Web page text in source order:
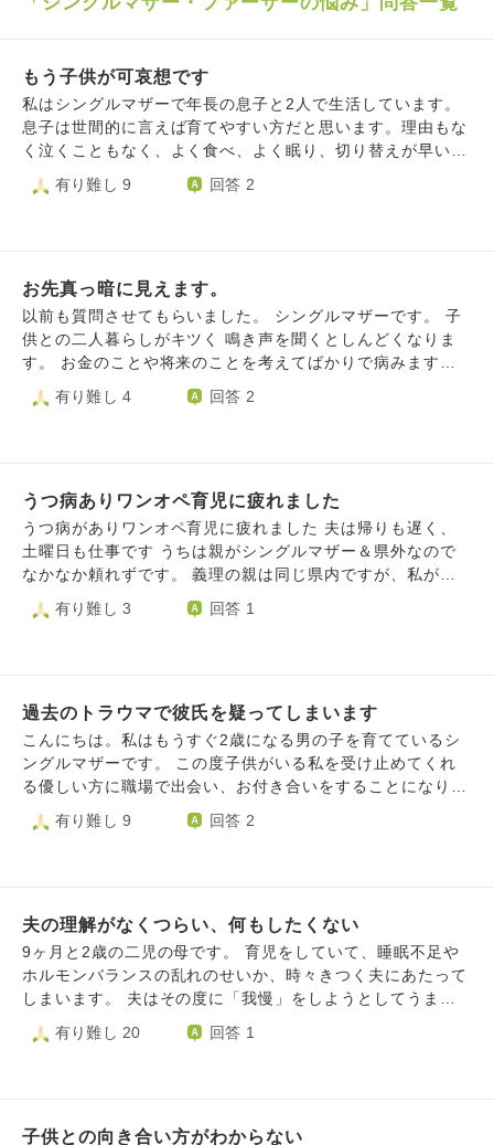
もう子供が可哀想です
私はシングルマザーで年長の息子と2人で生活しています。
息子は世間的に言えば育てやすい方だと思います。理由もな
く泣くこともなく、よく食べ、よく眠り、切り替えが早いの
か何かあっても数秒後にはケロッとしてる事が多いです。赤
ちゃんの頃からそうでした。 私の両親は遠方に暮らしてお
母はわがままでヒステリック、父とケンカしては家を飛び出
していました。それをいつも泣きながら行かないでと止めて
いた事が印象的です。 父は寡黙な昭和気質の人で子供が苦
手だったのか、仕事から帰ってきた父に抱っこと駆け寄ると
ず私が小学生のある日から家庭内別居になりました。 私は
た。なのに、とにかく寂しく、私の自己肯定感はとても低い
です。 母を反面教師にして、自分の感情で怒鳴り散らした
り、否定したりするのは辞めよう。私は子供に優しくしたい
と、出来ると思って出産しました。 しかし、私は何度も息
しています。たまに、あぁ、母に同じことをされて悲しくて
といけないことと、自分が寂しかったことを思い出しごめん
ねと抱きしめます。まるでDV男のようです。それでもヒス
テリックを止めることが出来ないのです。 今日は息子にマ
マがご飯を作ることは当たり前でしょと言われ、なんか腹が
立ち怒鳴り散らしてしまいました。私が怒鳴っている間息子
は泣くこともなくじっと黙ってただ耐えます、それがまた苛
一呼吸なんておけません。助けてください。私と一緒にいる
息子が可哀想で、どうしたらいいのか分かりません。
有り難し 9 回答 2
お先真っ暗に見えます。
以前も質問させてもらいました。 シングルマザーです。 子
供との二人暮らしがキツく 鳴き声を聞くとしんどくなりま
す。 お金のことや将来のことを考えてばかりで病みます。
今、この瞬間を楽しみたいのに この子を育てていくには
お金がかかるという気持ちからどうしたらいいのかわからな
っていくストレス。 今月、養育費の支払いがとまりまし
た。 お金は欲しいですが相手が何しでかすかわからない相
手なのでこれ以上関わるのはやめて、諦めようかなと思った
り、でも悔しいとも思ったり。複雑な気持ちです。 金銭面
ているので常に気を張って稼ぐ方法を考えたり 将来を見据
ザーの生活は豊かにならないです。 フルで働いていて子供
との時間もないけど もっと稼ぎたくてジレンマです。 何を
優先したらいいのでしょうか。
有り難し 4 回答 2
うつ病ありワンオペ育児に疲れました
うつ病がありワンオペ育児に疲れました 夫は帰りも遅く、
土曜日も仕事です うちは親がシングルマザー＆県外なので
なかなか頼れずです。 義理の親は同じ県内ですが、私が入
院を勧められるほどの重度のうつ病なのに 理解が乏しく、
最近自分達も忙しいという理由で全く娘を預かってくれず、
消えたいと思います。 「ママ大好き 一緒にいたい」と言っ
てくれる娘の言葉で踏みとどまって頑張っていますが、 先
月限界が来て、自殺未遂までしてしまいました。 自分が限
界なんだなと感じています。 義理の親も、非協力的だけど
るし、もう離婚するか家出して逃げてしまいたいです。全て
有り難し 3 回答 1
過去のトラウマで彼氏を疑ってしまいます
こんにちは。私はもうすぐ2歳になる男の子を育てているシ
ングルマザーです。 この度子供がいる私を受け止めてくれ
る優しい方に職場で出会い、お付き合いをすることになりま
一緒に遊んでくれたり、息子が好きな食べ物やおもちゃを買
疑ってしまう自分がいます。 彼と元夫が別な人ということ
はわかってはいるのですが、どのような心持ちで向き合えば
良いかわかりません。彼は私の過去のことも知っており、不
安にさせないようにはすごく心がけてくれています。 どう
有り難し 9 回答 2
夫の理解がなくつらい、何もしたくない
9ヶ月と2歳の二児の母です。 育児をしていて、睡眠不足や
ホルモンバランスの乱れのせいか、時々きつく夫にあたって
しまいます。 夫はその度に「我慢」をしようとしてうまく
いかず、自分だって頑張ってるのにという態度をとってきま
す。 もちろん私だってわかっています。 日々感謝も伝えて
かりではいけないことは、わかっているつもりです。 でも
有り難し 20 回答 1
子供との向き合い方がわからない